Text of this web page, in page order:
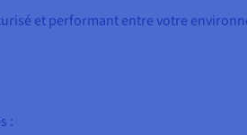
et performant entre votre
: